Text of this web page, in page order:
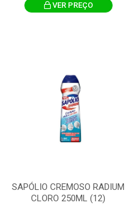
VER PREÇO
SAPÓLIO CREMOSO RADIUM
CLORO 250ML (12)